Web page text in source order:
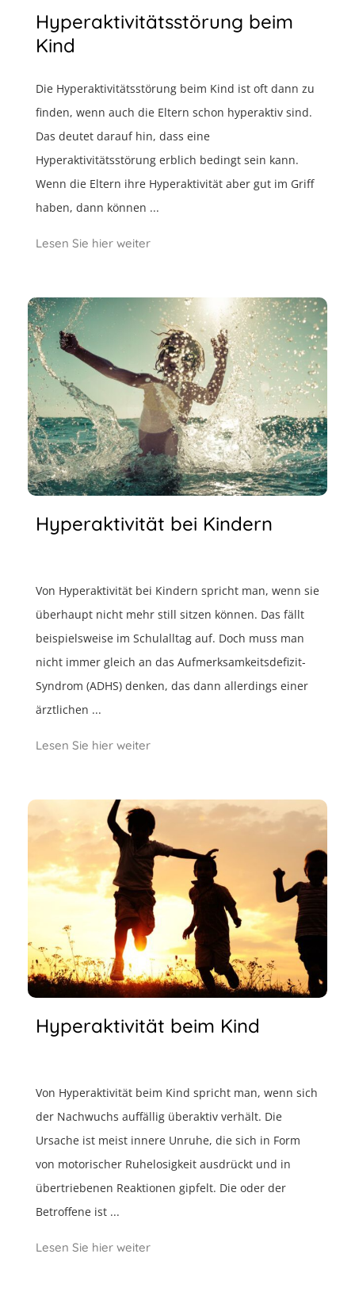
Hyperaktivitätsstörung beim
Kind
Die Hyperaktivitätsstörung beim Kind ist oft dann zu
finden, wenn auch die Eltern schon hyperaktiv sind.
Das deutet darauf hin, dass eine
Hyperaktivitätsstörung erblich bedingt sein kann.
Wenn die Eltern ihre Hyperaktivität aber gut im Griff
haben, dann können ...
Lesen Sie hier weiter
Hyperaktivität bei Kindern
Von Hyperaktivität bei Kindern spricht man, wenn sie
überhaupt nicht mehr still sitzen können. Das fällt
beispielsweise im Schulalltag auf. Doch muss man
nicht immer gleich an das Aufmerksamkeitsdefizit-
Syndrom (ADHS) denken, das dann allerdings einer
ärztlichen ...
Lesen Sie hier weiter
Hyperaktivität beim Kind
Von Hyperaktivität beim Kind spricht man, wenn sich
der Nachwuchs auffällig überaktiv verhält. Die
Ursache ist meist innere Unruhe, die sich in Form
von motorischer Ruhelosigkeit ausdrückt und in
übertriebenen Reaktionen gipfelt. Die oder der
Betroffene ist ...
Lesen Sie hier weiter